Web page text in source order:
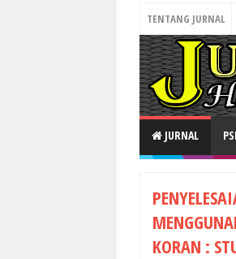
TENTANG JURNAL
JURNAL
KORAN :